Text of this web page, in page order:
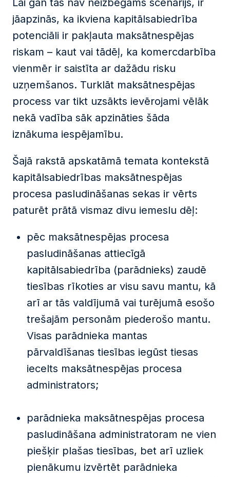
Lai gan tas nav neizbēgams scenārijs, ir
jāapzinās, ka ikviena kapitālsabiedrība
potenciāli ir pakļauta maksātnespējas
riskam – kaut vai tādēļ, ka komercdarbība
vienmēr ir saistīta ar dažādu risku
uzņemšanos. Turklāt maksātnespējas
process var tikt uzsākts ievērojami vēlāk
nekā vadība sāk apzināties šāda
iznākuma iespējamību.
Šajā rakstā apskatāmā temata kontekstā
kapitālsabiedrības maksātnespējas
procesa pasludināšanas sekas ir vērts
paturēt prātā vismaz divu iemeslu dēļ:
pēc maksātnespējas procesa
pasludināšanas attiecīgā
kapitālsabiedrība (parādnieks) zaudē
tiesības rīkoties ar visu savu mantu, kā
arī ar tās valdījumā vai turējumā esošo
trešajām personām piederošo mantu.
Visas parādnieka mantas
pārvaldīšanas tiesības iegūst tiesas
iecelts maksātnespējas procesa
administrators;
parādnieka maksātnespējas procesa
pasludināšana administratoram ne vien
piešķir plašas tiesības, bet arī uzliek
pienākumu izvērtēt parādnieka